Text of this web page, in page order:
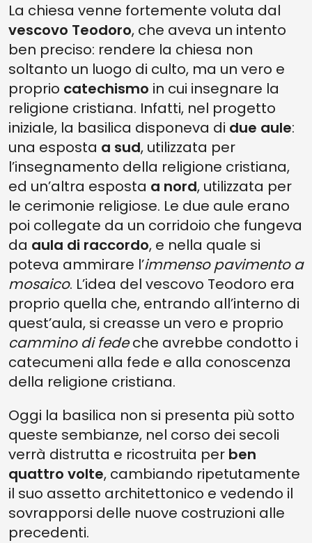
La chiesa venne fortemente voluta dal
vescovo Teodoro, che aveva un intento
ben preciso: rendere la chiesa non
soltanto un luogo di culto, ma un vero e
proprio catechismo in cui insegnare la
religione cristiana. Infatti, nel progetto
iniziale, la basilica disponeva di due aule:
una esposta a sud, utilizzata per
l’insegnamento della religione cristiana,
ed un’altra esposta a nord, utilizzata per
le cerimonie religiose. Le due aule erano
poi collegate da un corridoio che fungeva
da aula di raccordo, e nella quale si
poteva ammirare l’immenso pavimento a
mosaico. L’idea del vescovo Teodoro era
proprio quella che, entrando all’interno di
quest’aula, si creasse un vero e proprio
cammino di fedeche avrebbe condotto i
catecumeni alla fede e alla conoscenza
della religione cristiana.
Oggi la basilica non si presenta più sotto
queste sembianze, nel corso dei secoli
verrà distrutta e ricostruita per ben
quattro volte, cambiando ripetutamente
il suo assetto architettonico e vedendo il
sovrapporsi delle nuove costruzioni alle
precedenti.